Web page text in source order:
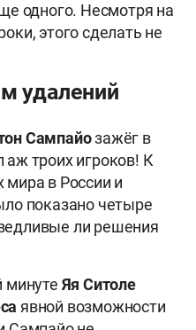
одного. Несмотря на
этого сделать не
удалений
Сампайозажёг в
троих игроков! К
мира в России и
показано четыре
ли решения
минуте Яя Ситоле
явной возможности